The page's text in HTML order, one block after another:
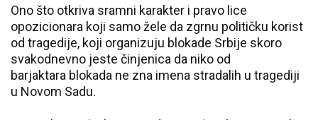
Ono što otkriva sramni karakter i pravo lice
opozicionara koji samo žele da zgrnu političku korist
od tragedije, koji organizuju blokade Srbije skoro
svakodnevno jeste činjenica da niko od
barjaktara blokada ne zna imena stradalih u tragediji
u Novom Sadu.